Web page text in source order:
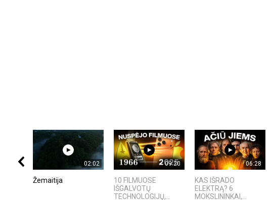
02:02
Žemaitija
09:20
10 FILMUOSE
IŠGALVOTŲ
TECHNOLOGIJŲ,...
06:28
KAS IŠRADO
ELEKTRĄ? 6
MOKSLININKAI,...